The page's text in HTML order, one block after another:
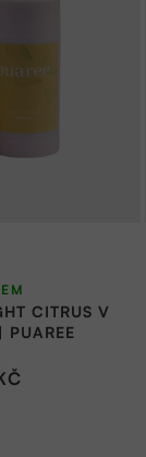
CITRUS V
PUAREE